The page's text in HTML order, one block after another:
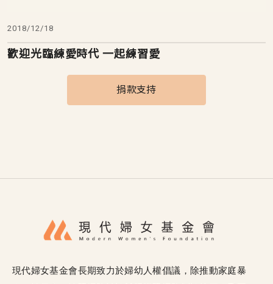
2018/12/18
歡迎光臨練愛時代 一起練習愛
捐款支持
現代婦女基金會長期致力於婦幼人權倡議，除推動家庭暴